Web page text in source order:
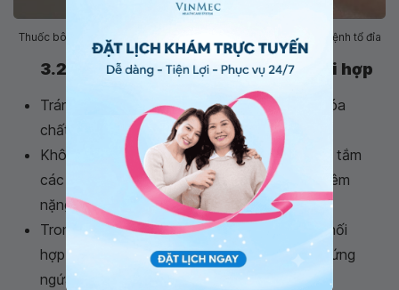
Thuốc bôi chứa corticosteroids được sử dụng trong điều trị bệnh tổ đỉa
3.2 Các biện pháp chăm sóc da phối hợp
Tránh tiếp xúc với xà phòng, chất tẩy rửa, hóa
chất....
Không ngâm nước muối tự pha, không ngâm tắm
các loại nước lá cây có thể gây tình trạng viêm
nặng hơn.
Trong giai đoạn khô da, bong, nứt da cần phối
hợp bôi các kem dưỡng ẩm để giảm triệu chứng
ngứa và đau rát.